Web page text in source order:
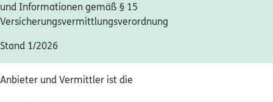
Jetzt Förderung selbst berechnen.
und Informationen gemäß § 15
Versicherungsvermittlungsverordnung
Stand 1/2026
Anbieter und Vermittler ist die